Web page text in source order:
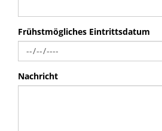
Frühstmögliches Eintrittsdatum
Nachricht